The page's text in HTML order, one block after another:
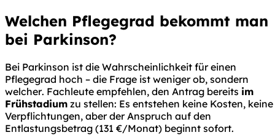
Welchen Pflegegrad bekommt man
bei Parkinson?
Bei Parkinson ist die Wahrscheinlichkeit für einen
Pflegegrad hoch – die Frage ist wenigerob, sondern
welcher. Fachleute empfehlen, den Antrag bereits im
Frühstadium zu stellen: Es entstehen keine Kosten, keine
Verpflichtungen, aber der Anspruch auf den
Entlastungsbetrag (131 €/Monat) beginnt sofort.